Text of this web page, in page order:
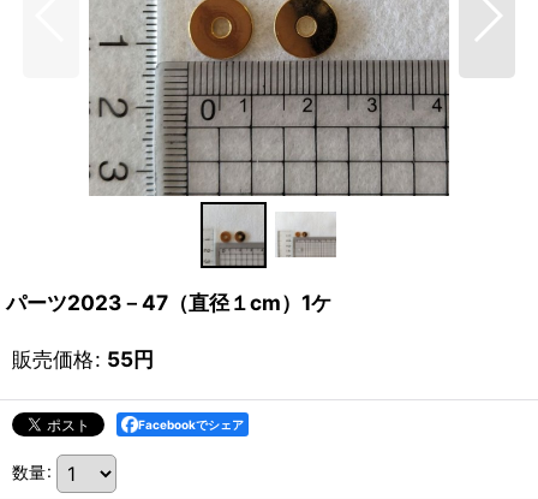
パーツ2023－47（直径１cm）1ケ
販売価格: 55円
Facebookでシェア
数量: